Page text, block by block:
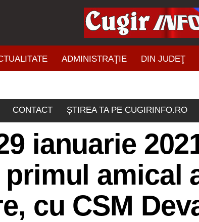
ADMINISTRAŢIE DIN JUDEŢ
CONTACT ȘTIREA TA PE CUGIRINFO.RO
ianuarie
amical
cu CSM